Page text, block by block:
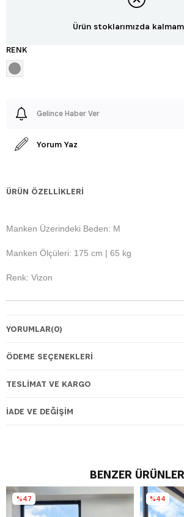
Ürün stoklarımızda
RENK
Gelince Haber Ver
Yorum Yaz
ÜRÜN ÖZELLIKLERI
Manken Üzerindeki Beden: M
Manken Ölçüleri: 175 cm | 65 kg
Renk: Vizon
YORUMLAR(0)
ÖDEME SEÇENEKLERI
TESLIMAT VE KARGO
İADE VE DEĞIŞIM
BENZER ÜRÜNLER
%47 %44